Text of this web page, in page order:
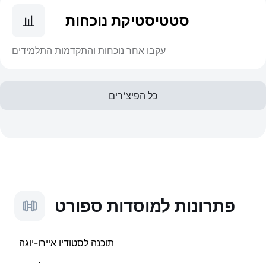
📊 סטטיסטיקת נוכחות
עקבו אחר נוכחות והתקדמות התלמידים
כל הפיצ'רים
פתרונות למוסדות ספורט
תוכנה לסטודיו איירו-יוגה